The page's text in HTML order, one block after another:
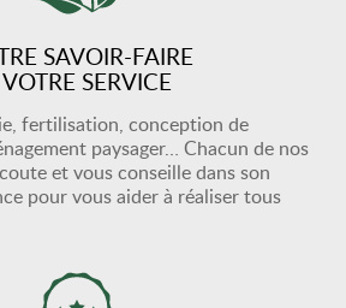
SAVOIR-FAIRE
SERVICE
fertilisation, conception de
paysager… Chacun de nos
et vous conseille dans son
pour vous aider à réaliser tous